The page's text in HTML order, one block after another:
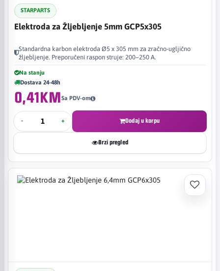
STARPARTS
Elektroda za Žljebljenje 5mm GCP5x305
Standardna karbon elektroda Ø5 x 305 mm za zračno-ugljično
žljebljenje. Preporučeni raspon struje: 200–250 A.
Na stanju
Dostava 24-48h
0,41KMSa PDV-om
- + Dodaj u korpu
Brzi pregled